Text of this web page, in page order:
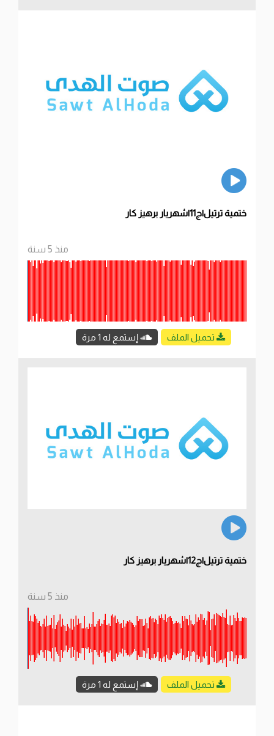
ختمية ترتيل|ج11|شهريار برهيز كار
منذ 5 سنة
تحميل الملف إستمع له 1 مرة
ختمية ترتيل|ج12|شهريار برهيز كار
منذ 5 سنة
تحميل الملف إستمع له 1 مرة